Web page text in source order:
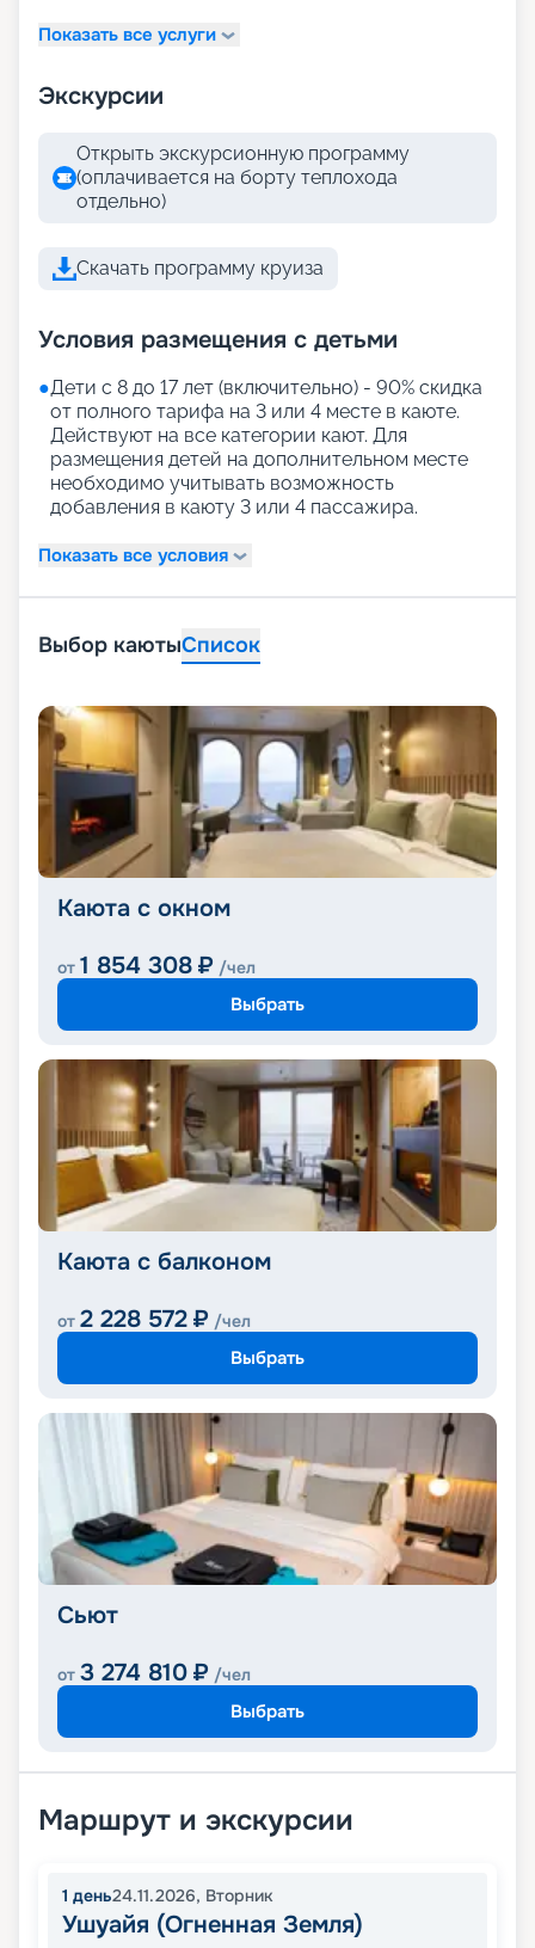
Показать все услуги
Экскурсии
Открыть экскурсионную программу
(оплачивается на борту теплохода
отдельно)
Скачать программу круиза
Условия размещения с детьми
●Дети с 8 до 17 лет (включительно) - 90% скидка
от полного тарифа на 3 или 4 месте в каюте.
Действуют на все категории кают. Для
размещения детей на дополнительном месте
необходимо учитывать возможность
добавления в каюту 3 или 4 пассажира.
Показать все условия
Выбор каютыСписок
Каюта с окном
от 1 854 308 ₽ /чел
Выбрать
Каюта с балконом
от 2 228 572 ₽ /чел
Выбрать
Сьют
от 3 274 810 ₽ /чел
Выбрать
Маршрут и экскурсии
1 день24.11.2026, Вторник
Ушуайя (Огненная Земля)